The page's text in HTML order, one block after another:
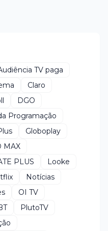
TV paga
Claro
DGO
Programação
Globoplay
MAX
PLUS
Looke
Notícias
OI TV
PlutoTV